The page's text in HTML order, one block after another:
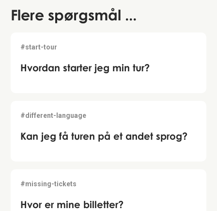
Flere spørgsmål ...
#start-tour
Hvordan starter jeg min tur?
#different-language
Kan jeg få turen på et andet sprog?
#missing-tickets
Hvor er mine billetter?